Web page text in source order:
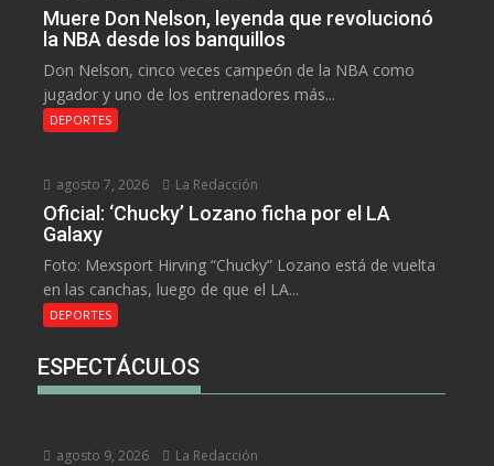
Muere Don Nelson, leyenda que revolucionó
la NBA desde los banquillos
Don Nelson, cinco veces campeón de la NBA como
jugador y uno de los entrenadores más...
DEPORTES
agosto 7, 2026 La Redacción
Oficial: ‘Chucky’ Lozano ficha por el LA
Galaxy
Foto: Mexsport Hirving “Chucky” Lozano está de vuelta
en las canchas, luego de que el LA...
DEPORTES
ESPECTÁCULOS
agosto 9, 2026 La Redacción